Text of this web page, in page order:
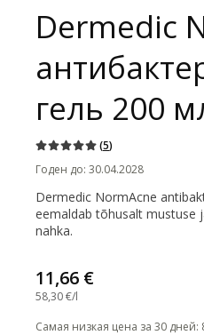
Dermedic
гель 200
(5)
Годен до: 30.04.2028
Dermedic NormAcne
eemaldab tõhusalt mustuse
nahka.
11,66 €
58,30 €/l
Самая низкая цена за 30 дней: